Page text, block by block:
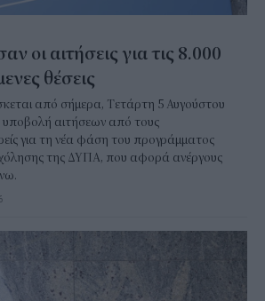
οι αιτήσεις για τις 8.000
θέσεις
από σήμερα, Τετάρτη 5 Αυγούστου
υποβολή αιτήσεων από τους
για τη νέα φάση του προγράμματος
της ΔΥΠΑ, που αφορά ανέργους